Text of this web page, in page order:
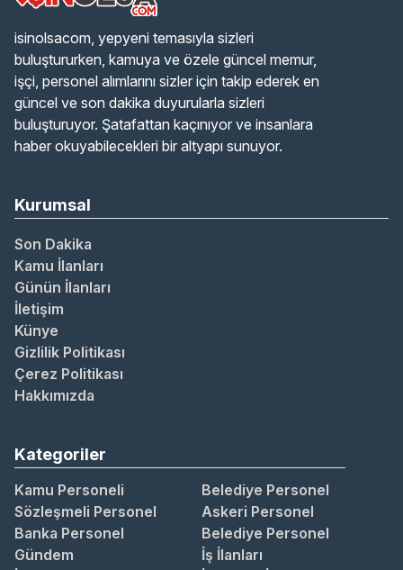
isinolsacom, yepyeni temasıyla sizleri
buluştururken, kamuya ve özele güncel memur,
işçi, personel alımlarını sizler için takip ederek en
güncel ve son dakika duyurularla sizleri
buluşturuyor. Şatafattan kaçınıyor ve insanlara
haber okuyabilecekleri bir altyapı sunuyor.
Kurumsal
Son Dakika
Kamu İlanları
Günün İlanları
İletişim
Künye
Gizlilik Politikası
Çerez Politikası
Hakkımızda
Kategoriler
Kamu Personeli
Belediye Personel
Sözleşmeli Personel
Askeri Personel
Banka Personel
Belediye Personel
Gündem
İş İlanları